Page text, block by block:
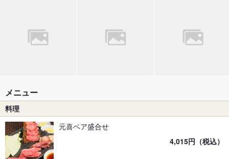
メニュー
料理
元喜ペア盛合せ
4,015円（税込）